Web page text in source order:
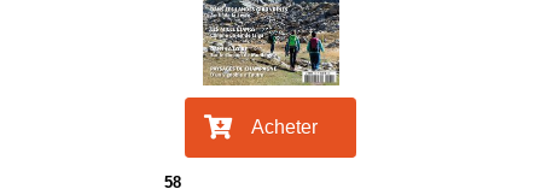
Acheter
58